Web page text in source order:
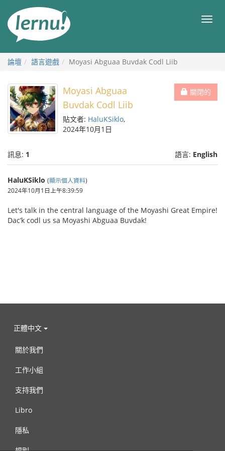
目
論壇 語言遊戲 Moyasi Abguaa Buvdak Codl Liib
關閉的
Moyasi Abguaa
Buvdak Codl Liib
貼文者: HaluKSiklo,
2024年10月1日
訊息: 1 語言: English
HaluKSiklo (顯示個人資料)
2024年10月1日上午8:39:59
Let's talk in the central language of the Moyashi Great Empire!
Dac’k codl us sa Moyashi Abguaa Buvdak!
正體中文
關於我們
工作小組
支持我們
Libro
隱私